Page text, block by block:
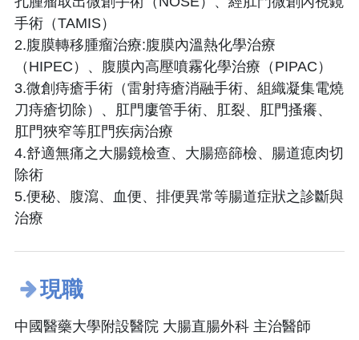
手術（TAMIS）
2.腹膜轉移腫瘤治療:腹膜內溫熱化學治療
（HIPEC）、腹膜內高壓噴霧化學治療（PIPAC）
3.微創痔瘡手術（雷射痔瘡消融手術、組織凝集電燒
刀痔瘡切除）、肛門廔管手術、肛裂、肛門搔癢、
肛門狹窄等肛門疾病治療
4.舒適無痛之大腸鏡檢查、大腸癌篩檢、腸道瘜肉切
除術
5.便秘、腹瀉、血便、排便異常等腸道症狀之診斷與
治療
現職
中國醫藥大學附設醫院 大腸直腸外科 主治醫師